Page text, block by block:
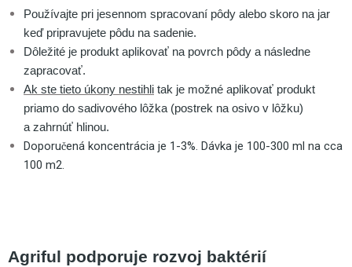
Používajte pri jesennom spracovaní pôdy alebo skoro na jar
keď pripravujete pôdu na sadenie.
Dôležité je produkt aplikovať na povrch pôdy a následne
zapracovať.
Ak ste tieto úkony nestihli tak je možné aplikovať produkt
priamo do sadivového lôžka (postrek na osivo v lôžku)
a zahrnúť hlinou.
Doporučená koncentrácia je 1-3%. Dávka je 100-300 ml na cca
100 m2.
Agriful podporuje rozvoj baktérií